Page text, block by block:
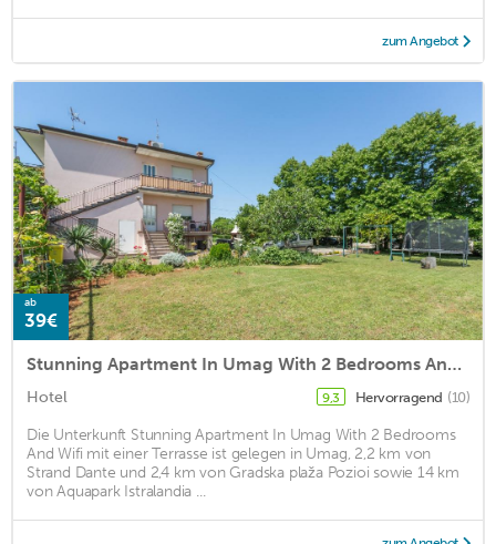
zum Angebot
ab
39€
Stunning Apartment In Umag With 2 Bedrooms And Wifi
Hotel 9,3 Hervorragend (10)
Die Unterkunft Stunning Apartment In Umag With 2 Bedrooms
And Wifi mit einer Terrasse ist gelegen in Umag, 2,2 km von
Strand Dante und 2,4 km von Gradska plaža Pozioi sowie 14 km
von Aquapark Istralandia ...